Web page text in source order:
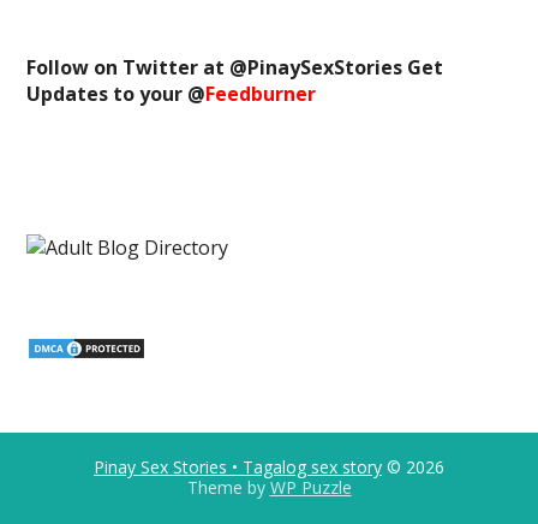
Follow on Twitter at @PinaySexStories Get
Updates to your @Feedburner
Pinay Sex Stories • Tagalog sex story © 2026
Theme by WP Puzzle